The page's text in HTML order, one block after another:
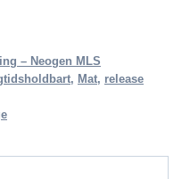
– Neogen MLS
, Mat, release